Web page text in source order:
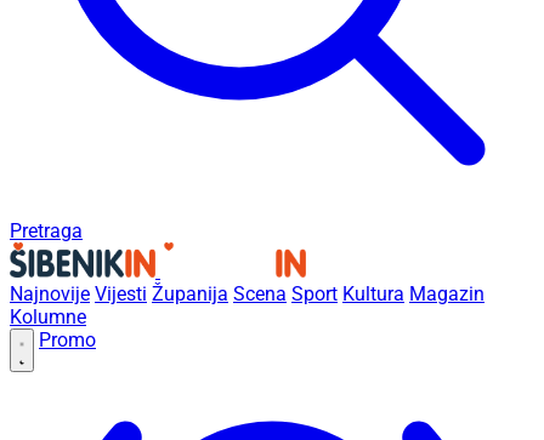
Pretraga
Najnovije Vijesti Županija Scena Sport Kultura Magazin
Kolumne
Promo